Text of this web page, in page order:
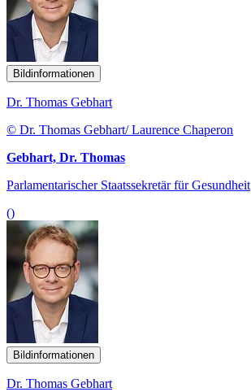
Bildinformationen
Dr. Thomas Gebhart
© Dr. Thomas Gebhart/ Laurence Chaperon
Gebhart, Dr. Thomas
Parlamentarischer Staatssekretär für Gesundheit
()
Bildinformationen
Dr. Thomas Gebhart